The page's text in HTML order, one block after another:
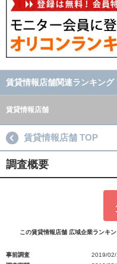
賃貸情報店舗関連ランキング
賃貸情報店舗
賃貸情報店舗 TOP
調査概要
この賃貸情報店舗 広域企業ランキ
事前調査
2019/